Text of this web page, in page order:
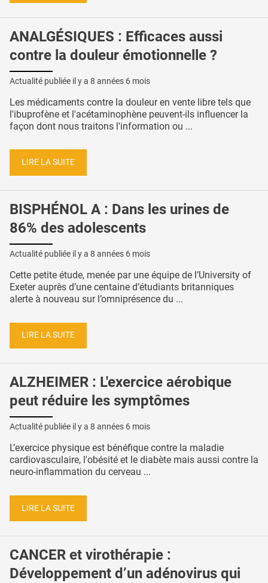
ANALGÉSIQUES : Efficaces aussi
contre la douleur émotionnelle ?
Actualité publiée il y a 8 années 6 mois
Les médicaments contre la douleur en vente libre tels que
l'ibuprofène et l'acétaminophène peuvent-ils influencer la
façon dont nous traitons l'information ou ...
LIRE LA SUITE
BISPHÉNOL A : Dans les urines de
86% des adolescents
Actualité publiée il y a 8 années 6 mois
Cette petite étude, menée par une équipe de l’University of
Exeter auprès d’une centaine d’étudiants britanniques
alerte à nouveau sur l’omniprésence du ...
LIRE LA SUITE
ALZHEIMER : L'exercice aérobique
peut réduire les symptômes
Actualité publiée il y a 8 années 6 mois
L’exercice physique est bénéfique contre la maladie
cardiovasculaire, l'obésité et le diabète mais aussi contre la
neuro-inflammation du cerveau ...
LIRE LA SUITE
CANCER et virothérapie :
Développement d’un adénovirus qui